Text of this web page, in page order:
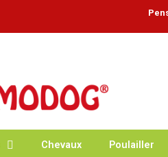
Chevaux Poulailler